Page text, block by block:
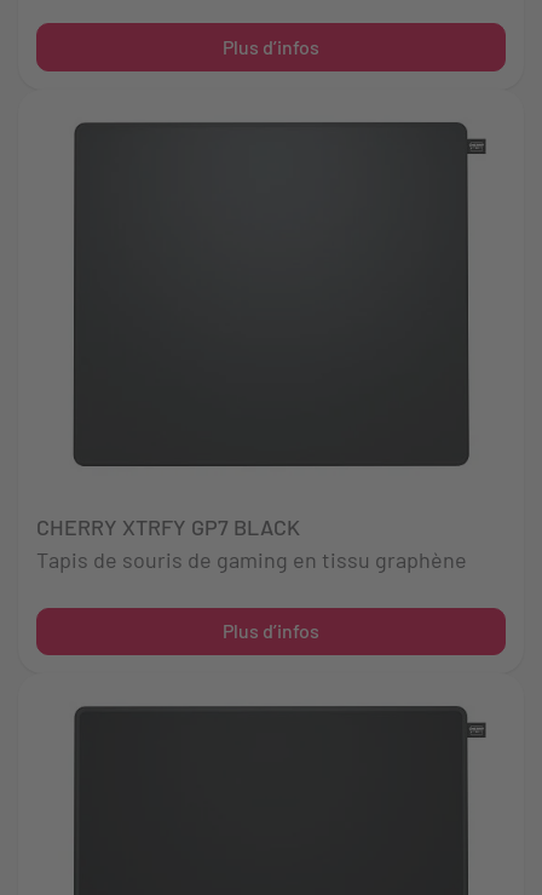
Plus d’infos
CHERRY XTRFY GP7 BLACK
Tapis de souris de gaming en tissu graphène
Plus d’infos